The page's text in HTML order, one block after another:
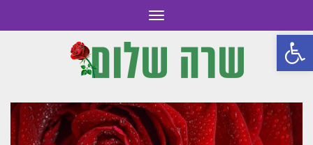
פתח סרגל נגישות
תפריט